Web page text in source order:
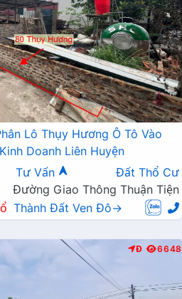
Lô Thụy Hương Ô Tô Vào
Doanh Liên Huyện
Tư Vấn
Đất Thổ Cư
Đường Giao Thông Thuận Tiện
Thành Đất Ven Đô→
Đ 6648